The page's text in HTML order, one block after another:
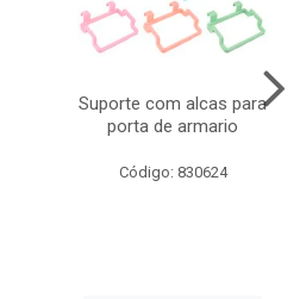
Suporte com alcas para
porta de armario
Código: 830624